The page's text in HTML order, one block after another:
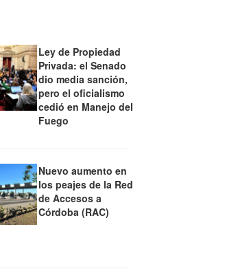
Ley de Propiedad
Privada: el Senado
dio media sanción,
pero el oficialismo
cedió en Manejo del
Fuego
Nuevo aumento en
los peajes de la Red
de Accesos a
Córdoba (RAC)